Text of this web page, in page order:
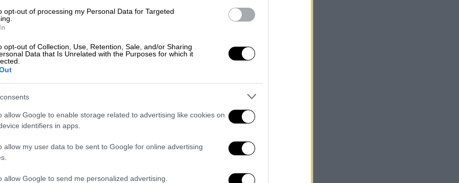
opt-out of processing my Personal Data for Targeted
opt-out of Collection, Use, Retention, Sale, and/or Sharing
Data that Is Unrelated with the Purposes for which it
allow Google to enable storage related to advertising like cookies on
identifiers in apps.
allow my user data to be sent to Google for online advertising
allow Google to send me personalized advertising.
που συνδέονται με τη γήρανση του
στη γήρανση του εγκεφάλου θα μπορούσε
Food & Drink|
Για απολύτως πρωτεϊνούχα wraps
Η συνταγή για μια «τορτίγια» (εντάξει,